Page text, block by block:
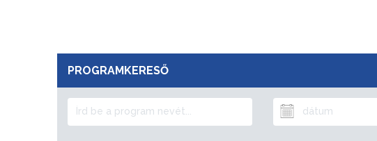
PROGRAMKERESŐ